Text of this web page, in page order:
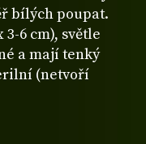
bílých poupat.
6 cm), světle
a mají tenký
(netvoří